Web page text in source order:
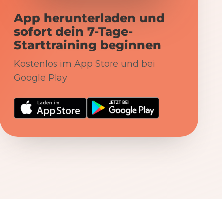
App herunterladen und
sofort dein 7-Tage-
Starttraining beginnen
Kostenlos im App Store und bei
Google Play